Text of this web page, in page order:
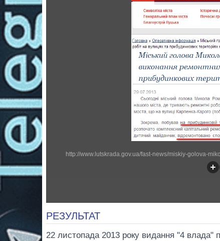
РЕЗУЛЬТАТ
22 листопада 2013 року видання "4 влада"